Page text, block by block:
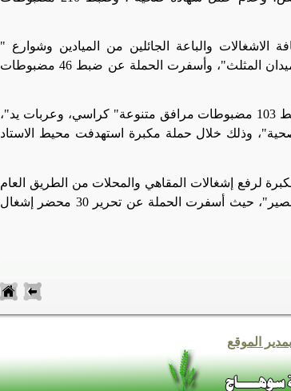
والباعة الجائلين من الميادين وشوارع "
الجمهورية، وديوان الري، وخور الساحل، وبنك مصر القديم، وميدان المثلث"، وأسفرت الحملة عن ضبط 46 مضبوطات
وفي حي شرق سوهاج، ذكر أحمد شاكر رئيس الحي أنه تم ضبط 103 مضبوطات مرافق متنوعة" كراسي، وعربات يد"،
صحية"، وذلك خلال حملة مكبرة استهدفت محيط الاستاد
لرفع إشغالات المقاهي والمحلات من الطريق العام
ومتابعة المرور بشاررع المحطة، والمخبز الآلي، وسيالة أولاد نصير"، حيث أسفرت الحملة عن تحرير 30 محضر إشغال
الموقع